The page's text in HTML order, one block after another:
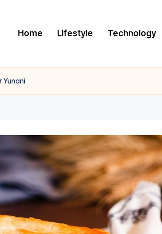
Home Lifestyle Technology
Yunani